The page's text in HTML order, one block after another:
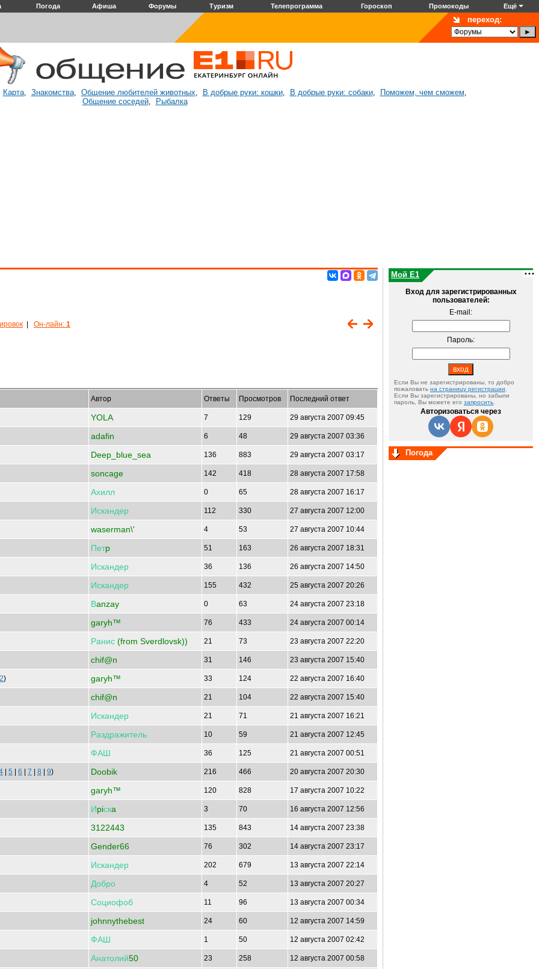
Погода Афиша Форумы Туризм Телепрограмма Гороскоп Промокоды Ещё
переход:
Карта, Знакомства, Общение любителей животных, В добрые руки: кошки, В добрые руки: собаки, Поможем, чем сможем,
Общение соседей, Рыбалка
Он-лайн: 1
Автор Ответы Просмотров Последний ответ
YOLA 7 129 29 августа 2007 09:45
adafin 6 48 29 августа 2007 03:36
Deep_blue_sea 136 883 29 августа 2007 03:17
soncage 142 418 28 августа 2007 17:58
Ахилл 0 65 28 августа 2007 16:17
Искандер 112 330 27 августа 2007 12:00
waserman\' 4 53 27 августа 2007 10:44
Петp 51 163 26 августа 2007 18:31
Искандер 36 136 26 августа 2007 14:50
Искандер 155 432 25 августа 2007 20:26
Вanzay 0 63 24 августа 2007 23:18
garyh™ 76 433 24 августа 2007 00:14
Ранис (from Sverdlovsk)) 21 73 23 августа 2007 22:20
chif@n 31 146 23 августа 2007 15:40
2) garyh™ 33 124 22 августа 2007 16:40
chif@n 21 104 22 августа 2007 15:40
Искандер 21 71 21 августа 2007 16:21
Раздражитель 10 59 21 августа 2007 12:45
ФАШ 36 125 21 августа 2007 00:51
5 6 7 8 9) Doobik 216 466 20 августа 2007 20:30
garyh™ 120 828 17 августа 2007 10:22
Иpiскa 3 70 16 августа 2007 12:56
3122443 135 843 14 августа 2007 23:38
Gender66 76 302 14 августа 2007 23:17
Искандер 202 679 13 августа 2007 22:14
Добро 4 52 13 августа 2007 20:27
Социофоб 11 96 13 августа 2007 00:34
johnnythebest 24 60 12 августа 2007 14:59
ФАШ 1 50 12 августа 2007 02:42
Анатолий50 23 258 12 августа 2007 00:58
Мой E1
Вход для зарегистрированных
пользователей:
E-mail:
Пароль:
Если Вы не зарегистрированы, то добро
пожаловать на страницу регистрации
Если Вы зарегистрированы, но забыли
пароль, Вы можете его запросить
Авторизоваться через
Погода